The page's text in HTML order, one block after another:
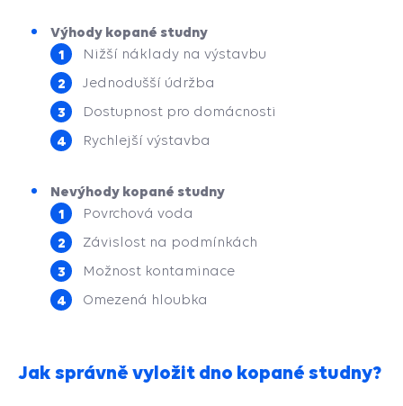
Výhody kopané studny
Nižší náklady na výstavbu
Jednodušší údržba
Dostupnost pro domácnosti
Rychlejší výstavba
Nevýhody kopané studny
Povrchová voda
Závislost na podmínkách
Možnost kontaminace
Omezená hloubka
Jak správně vyložit dno kopané studny?